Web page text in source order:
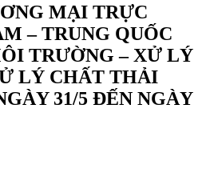
MẠI TRỰC
– TRUNG QUỐC
TRƯỜNG – XỬ LÝ
LÝ CHẤT THẢI
31/5 ĐẾN NGÀY